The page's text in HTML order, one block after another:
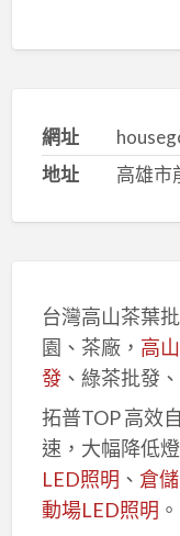
網址
地址
高雄市
台灣高山茶葉
園、茶廠， 高
發、綠茶批發
拓普TOP 高效
速，大幅降低
LED照明 、 倉
動場LED照明 。